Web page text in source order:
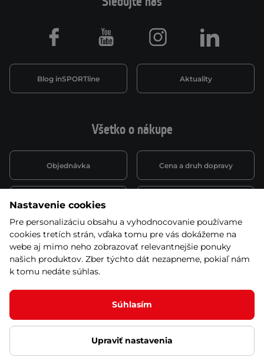
Ľutujeme, ale tento produkt už nie je zaradený v
Všetko o nákupe
Objednávka Cena a druh dopravy
Spôsob platby
Montáž a servis Reklamácie a záruka
Kariéra
Blog inSPORTline Aktuality
Facebook Youtube Instagram LinkedIn
© 2026 Stores inSPORTline SK, s.r.o. Všetky práva vyhradené
Nastavenie cookies
Pre personalizáciu obsahu a vyhodnocovanie používame
cookies tretích strán, vďaka tomu pre vás dokážeme na
webe aj mimo neho zobrazovať relevantnejšie ponuky
našich produktov. Zber týchto dát nezapneme, pokiaľ nám
k tomu nedáte súhlas.
Súhlasím
Upraviť nastavenia